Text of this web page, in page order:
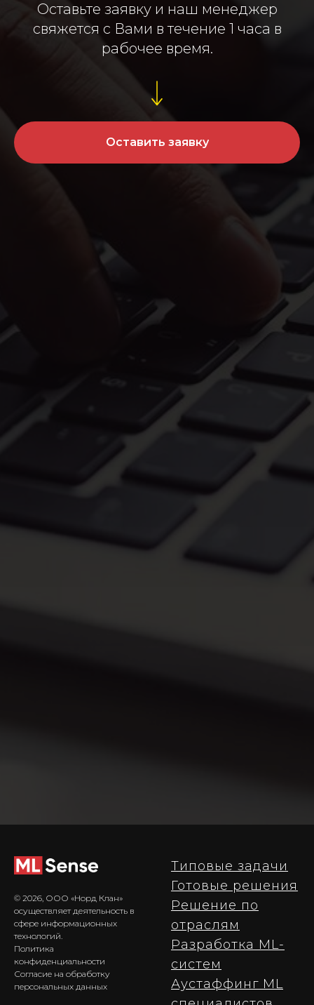
Оставьте заявку и наш менеджер
свяжется с Вами в течение 1 часа в
рабочее время.
Оставить заявку
© 2026, ООО «Норд Клан»
осуществляет деятельность в
сфере информационных
технологий.
Политика
конфиденциальности
Согласие на обработку
персональных данных
Типовые задачи
Готовые решения
Решение по
отраслям
Разработка ML-
cистем
Аустаффинг ML